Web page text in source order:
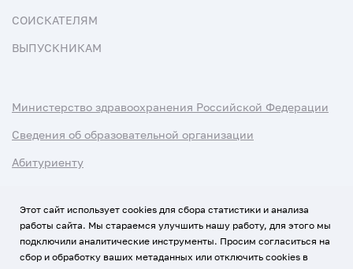
СОИСКАТЕЛЯМ
ВЫПУСКНИКАМ
Министерство здравоохранения Российской Федерации
Сведения об образовательной организации
Абитуриенту
Политика обработки персональных данных
Этот сайт использует cookies для сбора статистики и анализа
работы сайта. Мы стараемся улучшить нашу работу, для этого мы
подключили аналитические инструменты. Просим согласиться на
сбор и обработку ваших метаданных или отключить cookies в